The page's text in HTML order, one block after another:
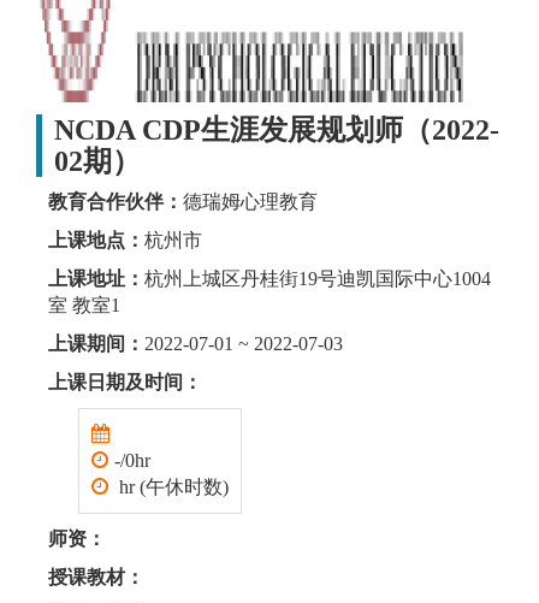
NCDA CDP生涯发展规划师（2022-
02期）
教育合作伙伴： 德瑞姆心理教育
上课地点： 杭州市
上课地址： 杭州上城区丹桂街19号迪凯国际中心1004
室 教室1
上课期间： 2022-07-01 ~ 2022-07-03
上课日期及时间：
-/0hr
hr (午休时数)
师资：
授课教材：